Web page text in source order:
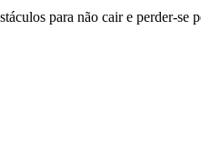
para não cair e perder-se